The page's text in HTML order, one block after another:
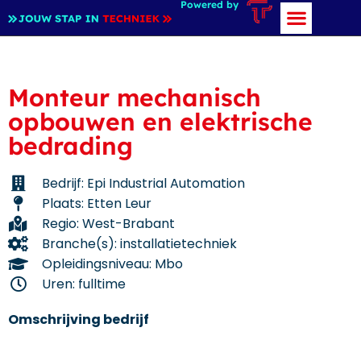
Powered by
Monteur mechanisch
opbouwen en elektrische
bedrading
Bedrijf: Epi Industrial Automation
Plaats: Etten Leur
Regio: West-Brabant
Branche(s): installatietechniek
Opleidingsniveau: Mbo
Uren: fulltime
Omschrijving bedrijf